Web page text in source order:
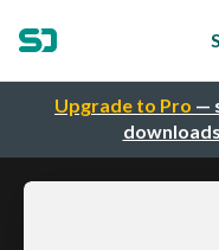
Upgrade to Pro —